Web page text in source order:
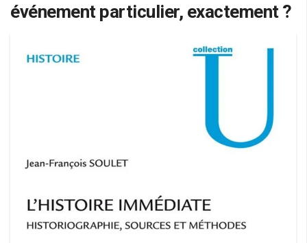
événement particulier, exactement ?